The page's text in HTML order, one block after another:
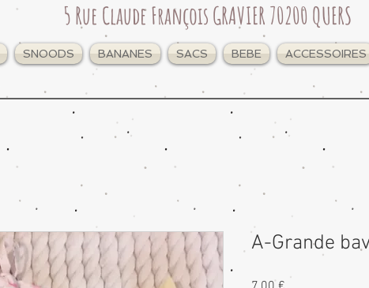
5 Rue Claude François GRAVIER 70200 QUERS
SNOODS BANANES SACS BEBE ACCESSOIRES
A-Grande